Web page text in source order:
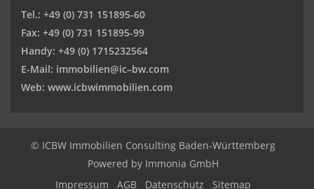
Tel.: +49 (0) 731 151895-60
Fax: +49 (0) 731 151895-99
Handy: +49 (0) 1715232564
E-Mail: immobilien@ic–bw.com
Web: www.icbwimmobilien.com
© ICBW Immobilien Consulting Baden-Württemberg
Powered by Immonia GmbH
Impressum
AGB Datenschutz Sitemap